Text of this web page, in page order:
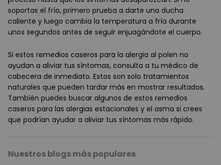
soportas el frío, primero prueba a darte una ducha
caliente y luego cambia la temperatura a fría durante
unos segundos antes de seguir enjuagándote el cuerpo.
Si estos remedios caseros para la alergia al polen no
ayudan a aliviar tus síntomas, consulta a tu médico de
cabecera de inmediato. Estos son solo tratamientos
naturales que pueden tardar más en mostrar resultados.
También puedes buscar algunos de estos remedios
caseros para las alergias estacionales y el asma si crees
que podrían ayudar a aliviar tus síntomas más rápido.
Nuestros blogs más populares